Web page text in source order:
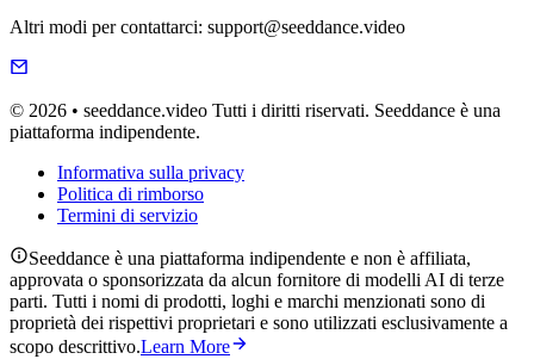
Altri modi per contattarci: support@seeddance.video
© 2026 • seeddance.video Tutti i diritti riservati. Seeddance è una
piattaforma indipendente.
Informativa sulla privacy
Politica di rimborso
Termini di servizio
Seeddance è una piattaforma indipendente e non è affiliata,
approvata o sponsorizzata da alcun fornitore di modelli AI di terze
parti. Tutti i nomi di prodotti, loghi e marchi menzionati sono di
proprietà dei rispettivi proprietari e sono utilizzati esclusivamente a
scopo descrittivo.Learn More